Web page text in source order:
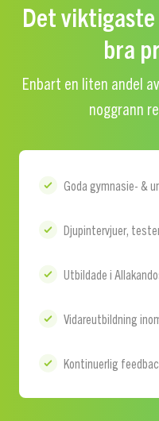
Det
bra
Enbart en liten andel
noggrann
Goda gymnasie- &
Djupintervjuer,
Utbildade i
Vidareutbildning
Kontinuerlig